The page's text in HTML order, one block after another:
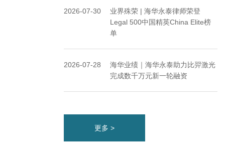
2026-07-30
业界殊荣 | 海华永泰律师荣登
Legal 500中国精英China Elite榜
单
2026-07-28
海华业绩｜海华永泰助力比羿激光
完成数千万元新一轮融资
更多 >